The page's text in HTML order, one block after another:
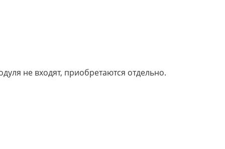
не входят, приобретаются отдельно.